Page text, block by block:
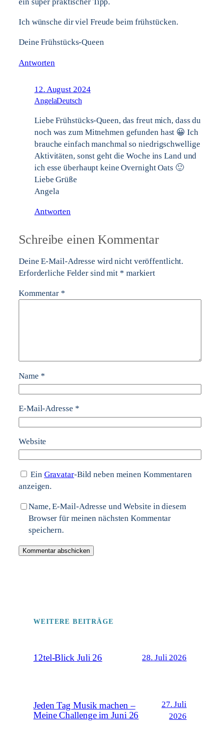
Ich wünsche dir viel Freude beim frühstücken.
Deine Frühstücks-Queen
Antworten
12. August 2024
AngelaDeutsch
Liebe Frühstücks-Queen, das freut mich, dass du
noch was zum Mitnehmen gefunden hast 😀 Ich
brauche einfach manchmal so niedrigschwellige
Aktivitäten, sonst geht die Woche ins Land und
ich esse überhaupt keine Overnight Oats 🙂
Liebe Grüße
Angela
Antworten
Schreibe einen Kommentar
Deine E-Mail-Adresse wird nicht veröffentlicht.
Erforderliche Felder sind mit * markiert
Kommentar *
Name *
E-Mail-Adresse *
Website
Ein Gravatar-Bild neben meinen Kommentaren
anzeigen.
Name, E-Mail-Adresse und Website in diesem
Browser für meinen nächsten Kommentar
speichern.
WEITERE BEITRÄGE
12tel-Blick Juli 26 28. Juli 2026
Jeden Tag Musik machen –
Meine Challenge im Juni 26
27. Juli
2026